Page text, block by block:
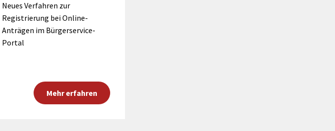
Neues Verfahren zur
Registrierung bei Online-
Anträgen im Bürgerservice-
Portal
Mehr erfahren